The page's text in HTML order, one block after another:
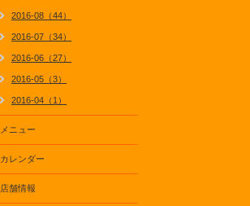
2016-08（44）
2016-07（34）
2016-06（27）
2016-05（3）
2016-04（1）
メニュー
カレンダー
店舗情報